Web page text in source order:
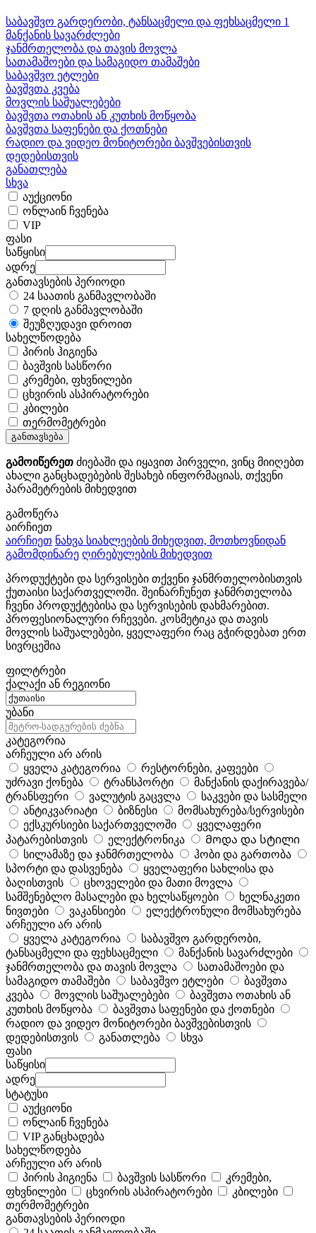
საბავშვო გარდერობი, ტანსაცმელი და ფეხსაცმელი 1
მანქანის სავარძლები
ჯანმრთელობა და თავის მოვლა
სათამაშოები და სამაგიდო თამაშები
საბავშვო ეტლები
ბავშვთა კვება
მოვლის საშუალებები
ბავშვთა ოთახის ან კუთხის მოწყობა
ბავშვთა საფენები და ქოთნები
რადიო და ვიდეო მონიტორები ბავშვებისთვის
დედებისთვის
განათლება
სხვა
აუქციონი
ონლაინ ჩვენება
VIP
ფასი
საწყისი
ადრე
განთავსების პერიოდი
24 საათის განმავლობაში
7 დღის განმავლობაში
შეუზღუდავი დროით
სახელწოდება
პირის ჰიგიენა
ბავშვის სასწორი
კრემები, ფხვნილები
ცხვირის ასპირატორები
კბილები
თერმომეტრები
განთავსება
გამოიწერეთ ძიებაში და იყავით პირველი, ვინც მიიღებთ
ახალი განცხადებების შესახებ ინფორმაციას, თქვენი
პარამეტრების მიხედვით
გამოწერა
აირჩიეთ
აირჩიეთ ნახვა სიახლეების მიხედვით, მოთხოვნიდან
გამომდინარე ღირებულების მიხედვით
პროდუქტები და სერვისები თქვენი ჯანმრთელობისთვის
ქუთაისი საქართველოში. შეინარჩუნეთ ჯანმრთელობა
ჩვენი პროდუქტებისა და სერვისების დახმარებით.
პროფესიონალური რჩევები. კოსმეტიკა და თავის
მოვლის საშუალებები, ყველაფერი რაც გჭირდებათ ერთ
სივრცეშია
ფილტრები
ქალაქი ან რეგიონი
უბანი
კატეგორია
არჩეული არ არის
ყველა კატეგორია
რესტორნები, კაფეები
უძრავი ქონება
ტრანსპორტი
მანქანის დაქირავება/
ტრანსფერი
ვალუტის გაცვლა
საკვები და სასმელი
ანტიკვარიატი
ბიზნესი
მომსახურება/სერვისები
ექსკურსიები საქართველოში
ყველაფერი
პატარებისთვის
ელექტრონიკა
Მოდა და სტილი
სილამაზე და ჯანმრთელობა
ჰობი და გართობა
სპორტი და დასვენება
ყველაფერი სახლისა და
ბაღისთვის
ცხოველები და მათი მოვლა
სამშენებლო მასალები და ხელსაწყოები
ხელნაკეთი
ნივთები
ვაკანსიები
ელექტრონული მომსახურება
არჩეული არ არის
ყველა კატეგორია
საბავშვო გარდერობი,
ტანსაცმელი და ფეხსაცმელი
მანქანის სავარძლები
ჯანმრთელობა და თავის მოვლა
სათამაშოები და
სამაგიდო თამაშები
საბავშვო ეტლები
ბავშვთა
კვება
მოვლის საშუალებები
ბავშვთა ოთახის ან
კუთხის მოწყობა
ბავშვთა საფენები და ქოთნები
რადიო და ვიდეო მონიტორები ბავშვებისთვის
დედებისთვის
განათლება
სხვა
ფასი
საწყისი
ადრე
სტატუსი
აუქციონი
ონლაინ ჩვენება
VIP განცხადება
სახელწოდება
არჩეული არ არის
პირის ჰიგიენა
ბავშვის სასწორი
კრემები,
ფხვნილები
ცხვირის ასპირატორები
კბილები
თერმომეტრები
განთავსების პერიოდი